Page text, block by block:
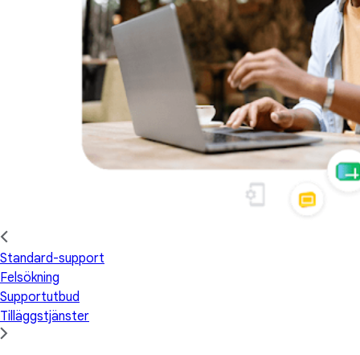
Standard-support
Felsökning
Supportutbud
Tilläggstjänster